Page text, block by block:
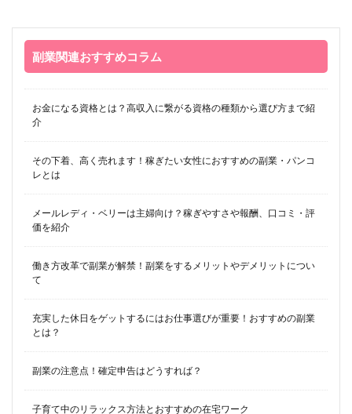
副業関連おすすめコラム
お金になる資格とは？高収入に繋がる資格の種類から選び方まで紹
介
その下着、高く売れます！稼ぎたい女性におすすめの副業・パンコ
レとは
メールレディ・ベリーは主婦向け？稼ぎやすさや報酬、口コミ・評
価を紹介
働き方改革で副業が解禁！副業をするメリットやデメリットについ
て
充実した休日をゲットするにはお仕事選びが重要！おすすめの副業
とは？
副業の注意点！確定申告はどうすれば？
子育て中のリラックス方法とおすすめの在宅ワーク